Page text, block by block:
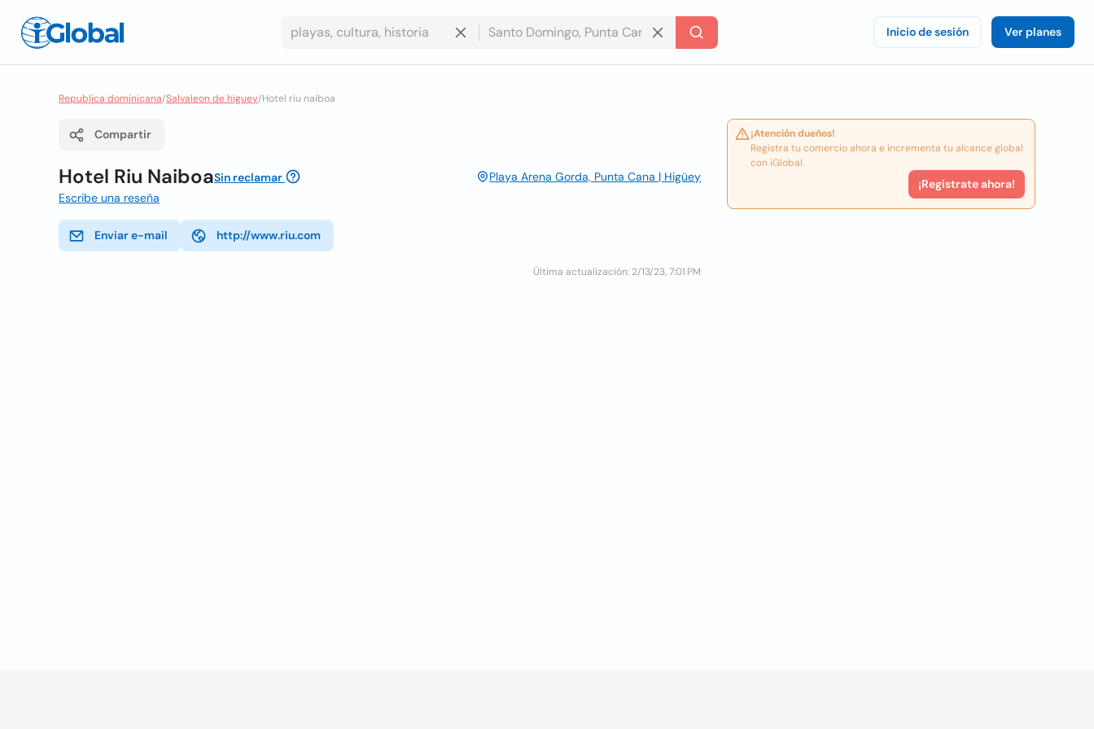
Inicio de sesión Ver planes
Republica dominicana/Salvaleon de higuey/Hotel riu naiboa
Compartir
Hotel Riu NaiboaSin reclamar
Playa Arena Gorda, Punta Cana | Higüey
Escribe una reseña
Enviar e-mail http://www.riu.com
Última actualización: 2/13/23, 7:01 PM
¡Atención dueños!
Registra tu comercio ahora e incrementa tu alcance global
con iGlobal.
¡Registrate ahora!